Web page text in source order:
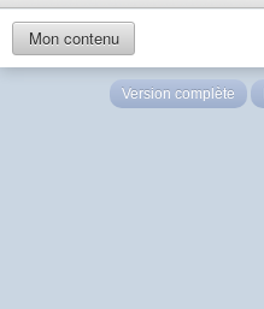
Mon contenu
Version complète